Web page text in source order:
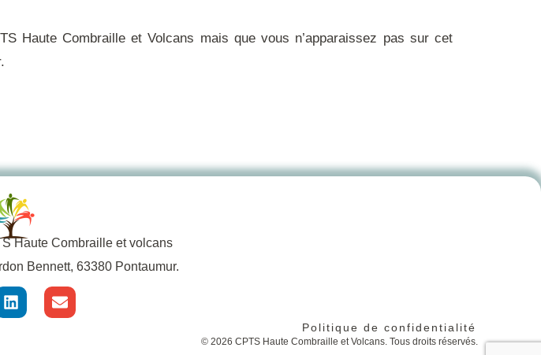
Haute Combraille et Volcans mais que vous n’apparaissez pas sur cet
Haute Combraille et volcans
Bennett, 63380 Pontaumur.
Politique de confidentialité
© 2026 CPTS Haute Combraille et Volcans. Tous droits réservés.